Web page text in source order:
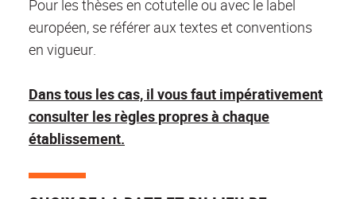
Pour les thèses en cotutelle ou avec le label
européen, se référer aux textes et conventions
en vigueur.
Dans tous les cas, il vous faut impérativement
consulter les règles propres à chaque
établissement.